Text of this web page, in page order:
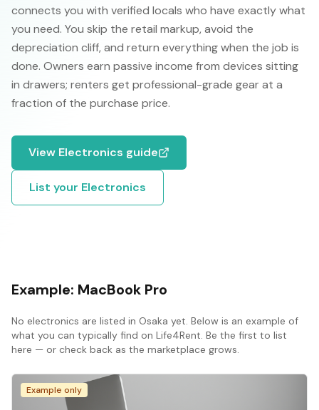
connects you with verified locals who have exactly what
you need. You skip the retail markup, avoid the
depreciation cliff, and return everything when the job is
done. Owners earn passive income from devices sitting
in drawers; renters get professional-grade gear at a
fraction of the purchase price.
View Electronics guide
List your Electronics
Example: MacBook Pro
No electronics are listed in Osaka yet. Below is an example of
what you can typically find on Life4Rent. Be the first to list
here — or check back as the marketplace grows.
Example only